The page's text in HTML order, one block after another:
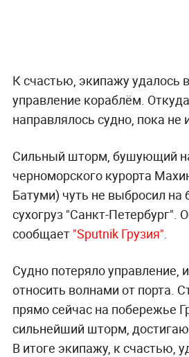
К счастью, экипажу удалось
управление кораблём.
направлялось судно, пока не
Сильный шторм, бушующий
черноморского курорта
Батуми) чуть не выбросил на
сухогруз "Санкт-Петербург".
сообщает "Sputnik Грузия"
Судно потеряло управление,
относить волнами от порта.
прямо сейчас на побережье
сильнейший шторм,
В итоге экипажу, к счастью,